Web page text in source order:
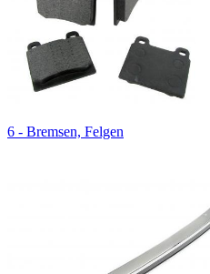
6 - Bremsen, Felgen